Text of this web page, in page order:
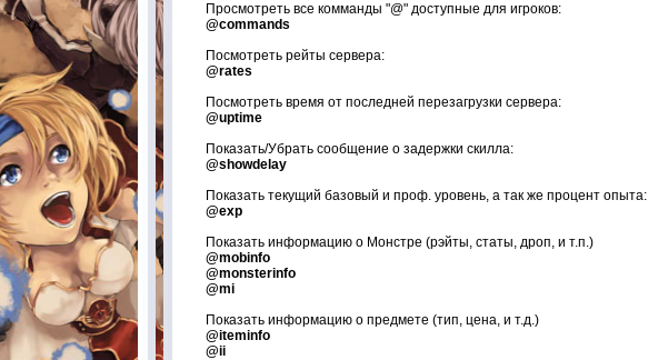
Просмотреть все комманды "@" доступные для игроков:
@commands
Посмотреть рейты сервера:
@rates
Посмотреть время от последней перезагрузки сервера:
@uptime
Показать/Убрать сообщение о задержки скилла:
@showdelay
Показать текущий базовый и проф. уровень, а так же процент опыта:
@exp
Показать информацию о Монстре (рэйты, статы, дроп, и т.п.)
@mobinfo
@monsterinfo
@mi
Показать информацию о предмете (тип, цена, и т.д.)
@iteminfo
@ii